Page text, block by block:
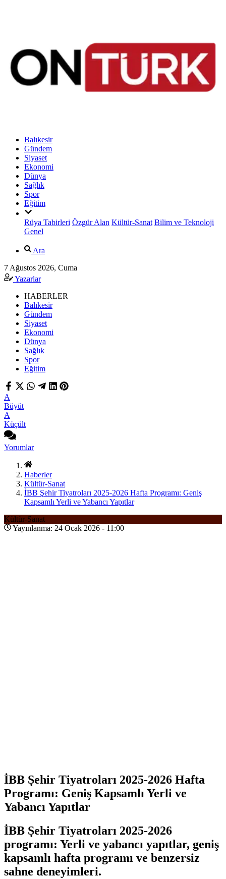
Balıkesir
Gündem
Siyaset
Ekonomi
Dünya
Sağlık
Spor
Eğitim
Rüya Tabirleri Özgür Alan Kültür-Sanat Bilim ve Teknoloji
Genel
Ara
7 Ağustos 2026, Cuma
Yazarlar
HABERLER
Balıkesir
Gündem
Siyaset
Ekonomi
Dünya
Sağlık
Spor
Eğitim
A
Büyüt
A
Küçült
Yorumlar
Haberler
Kültür-Sanat
İBB Şehir Tiyatroları 2025-2026 Hafta Programı: Geniş
Kapsamlı Yerli ve Yabancı Yapıtlar
Kültür-Sanat
Yayınlanma: 24 Ocak 2026 - 11:00
İBB Şehir Tiyatroları 2025-2026 Hafta
Programı: Geniş Kapsamlı Yerli ve
Yabancı Yapıtlar
İBB Şehir Tiyatroları 2025-2026
programı: Yerli ve yabancı yapıtlar, geniş
kapsamlı hafta programı ve benzersiz
sahne deneyimleri.